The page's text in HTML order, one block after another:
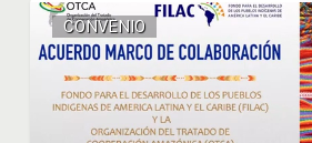
Firma
del
Convenio
entre
CONVENIO